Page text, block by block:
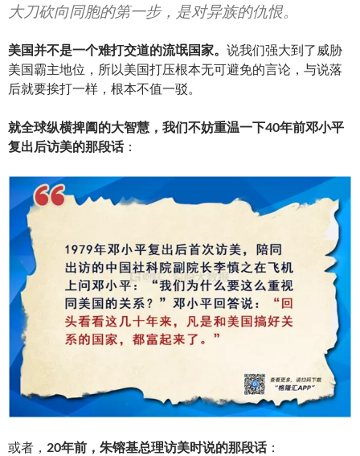
大刀砍向同胞的第一步，是对异族的仇恨。
美国并不是一个难打交道的流氓国家。 说我们强大到了威胁
美国霸主地位，所以美国打压根本无可避免的言论，与说落
后就要挨打一样，根本不值一驳。
就全球纵横捭阖的大智慧，我们不妨重温一下40年前邓小平
复出后访美的那段话：
或者， 20年前，朱镕基总理访美时说的那段话：